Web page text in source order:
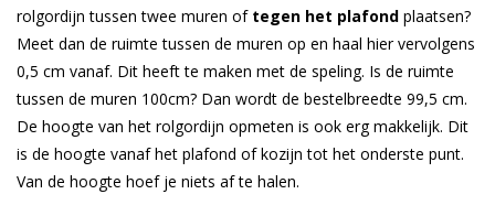
rolgordijn tussen twee muren of tegen het plafond plaatsen?
Meet dan de ruimte tussen de muren op en haal hier vervolgens
0,5 cm vanaf. Dit heeft te maken met de speling. Is de ruimte
tussen de muren 100cm? Dan wordt de bestelbreedte 99,5 cm.
De hoogte van het rolgordijn opmeten is ook erg makkelijk. Dit
is de hoogte vanaf het plafond of kozijn tot het onderste punt.
Van de hoogte hoef je niets af te halen.